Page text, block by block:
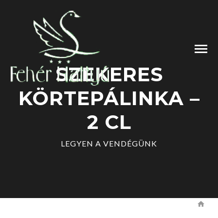
SZEKERES
KÖRTEPÁLINKA –
2 CL
LEGYEN A VENDÉGÜNK